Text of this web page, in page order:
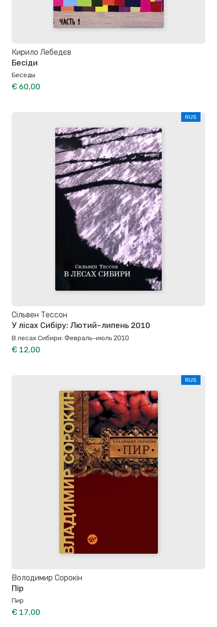
Кирило Лебедєв
Бесіди
Беседы
€ 60,00
RUS
Сільвен Тессон
У лісах Сибіру: Лютий–липень 2010
В лесах Сибири: Февраль–июль 2010
€ 12,00
RUS
Володимир Сорокін
Пір
Пир
€ 17,00